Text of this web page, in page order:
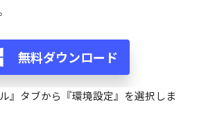
無料ダウンロード
ル』タブから『環境設定』を選択しま